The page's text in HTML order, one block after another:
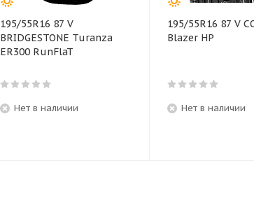
195/55R16 87 V
BRIDGESTONE Turanza
ER300 RunFlaT
Нет в наличии
195/55R16 87 V
Blazer HP
Нет в наличии